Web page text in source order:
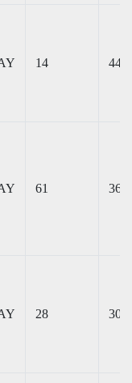
14
61
28